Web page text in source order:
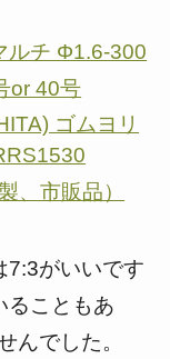
ルチ Φ1.6-300
or 40号
ゴムヨリ
、市販品）
7:3がいいです
ることもあ
んでした。